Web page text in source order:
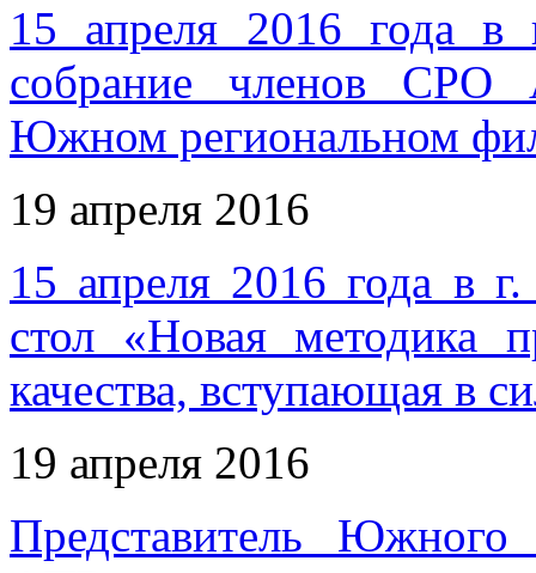
15 апреля 2016 года
собрание членов
Южном региональном
19 апреля 2016
15 апреля 2016 года в
стол «Новая методика
качества, вступающая в
19 апреля 2016
Представитель